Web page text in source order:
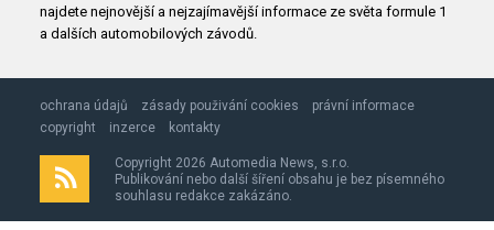
najdete nejnovější a nejzajímavější informace ze světa formule 1
a dalších automobilových závodů.
ochrana údajů zásady použivání cookies
právní informace
copyright
inzerce kontakty
Copyright 2026 Automedia News, s.r.o.
Publikování nebo další šíření obsahu je bez písemného
souhlasu redakce zakázáno.